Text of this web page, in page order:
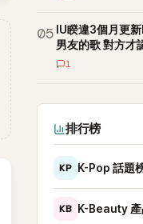
05 IU睽違3個月更
男友的歌 對方才
1
排行榜
KP K-Pop 話題
KB K-Beauty